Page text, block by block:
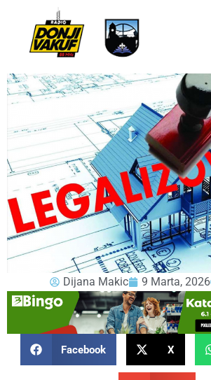
Dijana Makic 9 Marta, 2026
Facebook X